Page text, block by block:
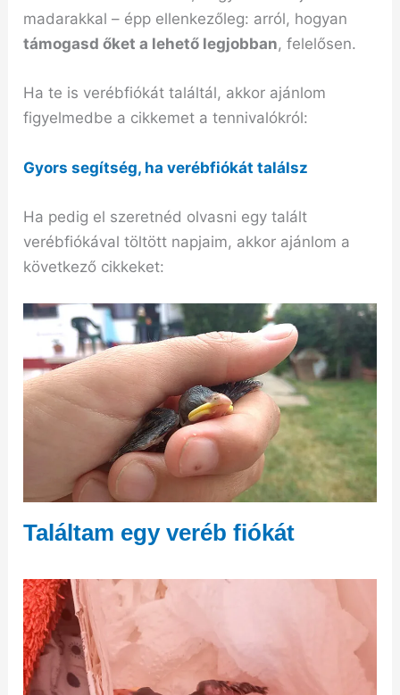
madarakkal – épp ellenkezőleg: arról, hogyan
támogasd őket a lehető legjobban, felelősen.
Ha te is verébfiókát találtál, akkor ajánlom
figyelmedbe a cikkemet a tennivalókról:
Gyors segítség, ha verébfiókát találsz
Ha pedig el szeretnéd olvasni egy talált
verébfiókával töltött napjaim, akkor ajánlom a
következő cikkeket:
Találtam egy veréb fiókát